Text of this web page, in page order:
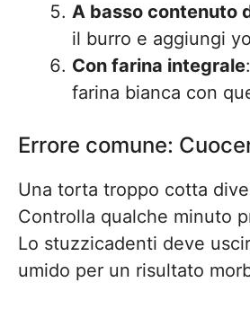
A basso contenuto
il burro e aggiungi
Con farina integrale
farina bianca con
Errore comune:
Una torta troppo cotta
Controlla qualche minuto
Lo stuzzicadenti deve
umido per un risultato